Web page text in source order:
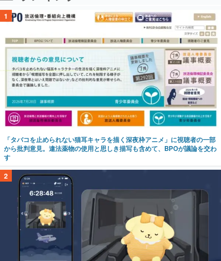
1
「タバコを止められない猫耳キャラを描く深夜枠アニメ」に視聴者の一部
から批判意見。違法薬物の使用と思しき描写も含めて、BPOが議論を交わ
す
2